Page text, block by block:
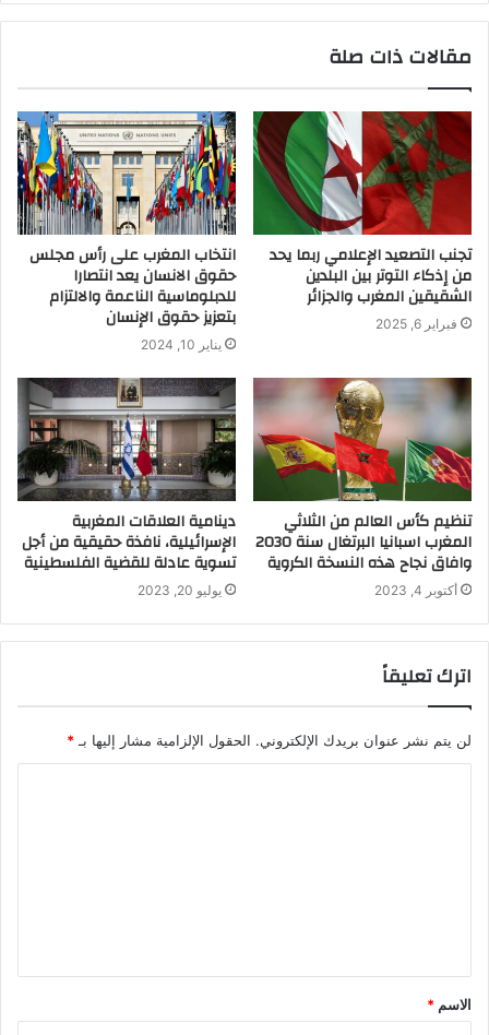
مقالات ذات صلة
تجنب التصعيد الإعلامي ربما يحد
من إذكاء التوتر بين البلدين
الشقيقين المغرب والجزائر
فبراير 6, 2025
انتخاب المغرب على رأس مجلس
حقوق الانسان يعد انتصارا
للدبلوماسية الناعمة والالتزام
بتعزيز حقوق الإنسان
يناير 10, 2024
تنظيم كأس العالم من الثلاثي
المغرب اسبانيا البرتغال سنة 2030
وافاق نجاح هذه النسخة الكروية
أكتوبر 4, 2023
دينامية العلاقات المغربية
الإسرائيلية، نافذة حقيقية من أجل
تسوية عادلة للقضية الفلسطينية
يوليو 20, 2023
اترك تعليقاً
لن يتم نشر عنوان بريدك الإلكتروني. الحقول الإلزامية مشار إليها بـ *
الاسم *